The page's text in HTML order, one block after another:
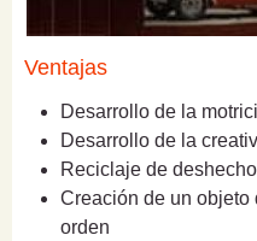
Ventajas
Desarrollo de la
Desarrollo de la
Reciclaje de
Creación de un objeto
orden